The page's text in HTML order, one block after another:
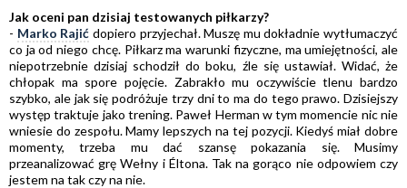
Jak oceni pan dzisiaj testowanych piłkarzy?
- Marko Rajić dopiero przyjechał. Muszę mu dokładnie wytłumaczyć
co ja od niego chcę. Piłkarz ma warunki fizyczne, ma umiejętności, ale
niepotrzebnie dzisiaj schodził do boku, źle się ustawiał. Widać, że
chłopak ma spore pojęcie. Zabrakło mu oczywiście tlenu bardzo
szybko, ale jak się podróżuje trzy dni to ma do tego prawo. Dzisiejszy
występ traktuje jako trening. Paweł Herman w tym momencie nic nie
wniesie do zespołu. Mamy lepszych na tej pozycji. Kiedyś miał dobre
momenty, trzeba mu dać szansę pokazania się. Musimy
przeanalizować grę Wełny i Éltona. Tak na gorąco nie odpowiem czy
jestem na tak czy na nie.